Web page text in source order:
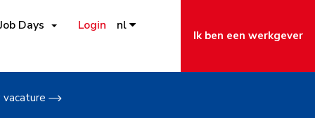
Job Days Login nl
Ik ben een werkgever
vacature